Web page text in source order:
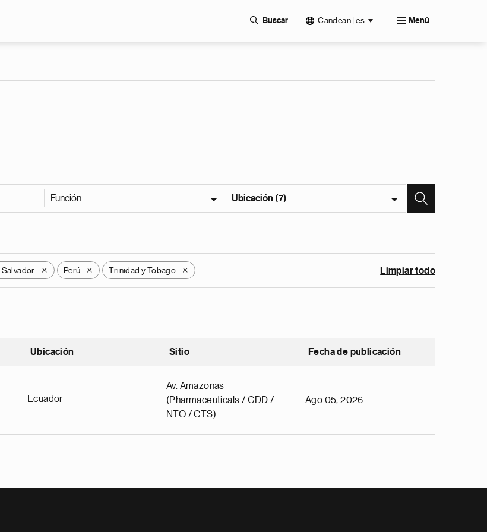
Buscar Candean | es Menú
Función Ubicación (7)
Salvador X Perú X Trinidad y Tobago X Limpiar todo
Ubicación Sitio Fecha de publicación
Ecuador
Av. Amazonas
(Pharmaceuticals / GDD /
NTO / CTS)
Ago 05, 2026